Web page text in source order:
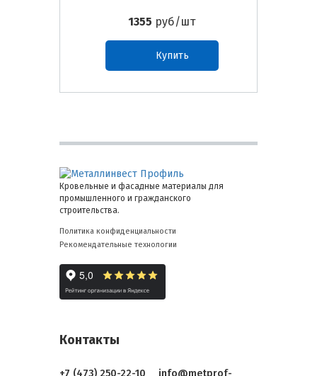
1355 руб/шт
Купить
Кровельные и фасадные материалы для
промышленного и гражданского
строительства.
Политика конфиденциальности
Рекомендательные технологии
Контакты
+7 (473) 250-22-10
info@metprof-